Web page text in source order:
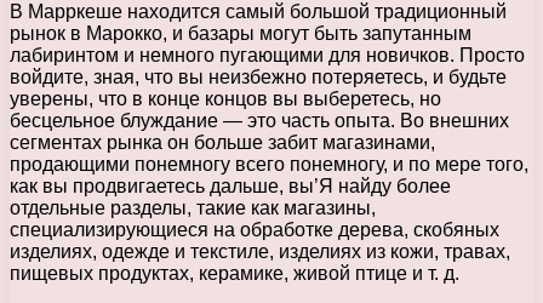
В Марркеше находится самый большой традиционный
рынок в Марокко, и базары могут быть запутанным
лабиринтом и немного пугающими для новичков. Просто
войдите, зная, что вы неизбежно потеряетесь, и будьте
уверены, что в конце концов вы выберетесь, но
бесцельное блуждание — это часть опыта. Во внешних
сегментах рынка он больше забит магазинами,
продающими понемногу всего понемногу, и по мере того,
как вы продвигаетесь дальше, вы’Я найду более
отдельные разделы, такие как магазины,
специализирующиеся на обработке дерева, скобяных
изделиях, одежде и текстиле, изделиях из кожи, травах,
пищевых продуктах, керамике, живой птице и т. д.